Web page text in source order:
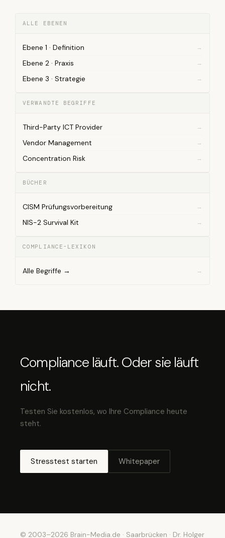
ALLE EBENEN
Ebene 1 · Definition
Ebene 2 · Praxis
Ebene 3 · Strategie
VERWANDTE BEGRIFFE
Third-Party ICT Provider
Vendor Management
Concentration Risk
BÜCHER
CISM Prüfungsvorbereitung
NIS-2 Survival Kit
COMPLIANCE-LEXIKON
Alle Begriffe →
Compliance läuft. Oder sie läuft
nicht.
Testen Sie kostenlos, wo Ihre Compliance heute
steht.
Stresstest starten Whitepaper
© 2003–2026 Brain-Media.de · Saarbrücken · Dr. Holger